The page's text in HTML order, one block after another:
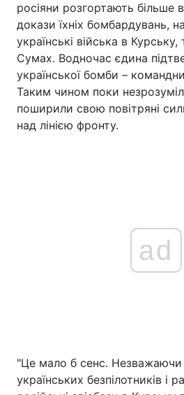
росіяни розгортають більше
докази їхніх бомбардувань,
українські війська в Курську,
Сумах. Водночас єдина
української бомби –
Таким чином поки
поширили свою повітряні
над лінією фронту.
ad
"Це мало б сенс. Незважаючи
українських безпілотників і